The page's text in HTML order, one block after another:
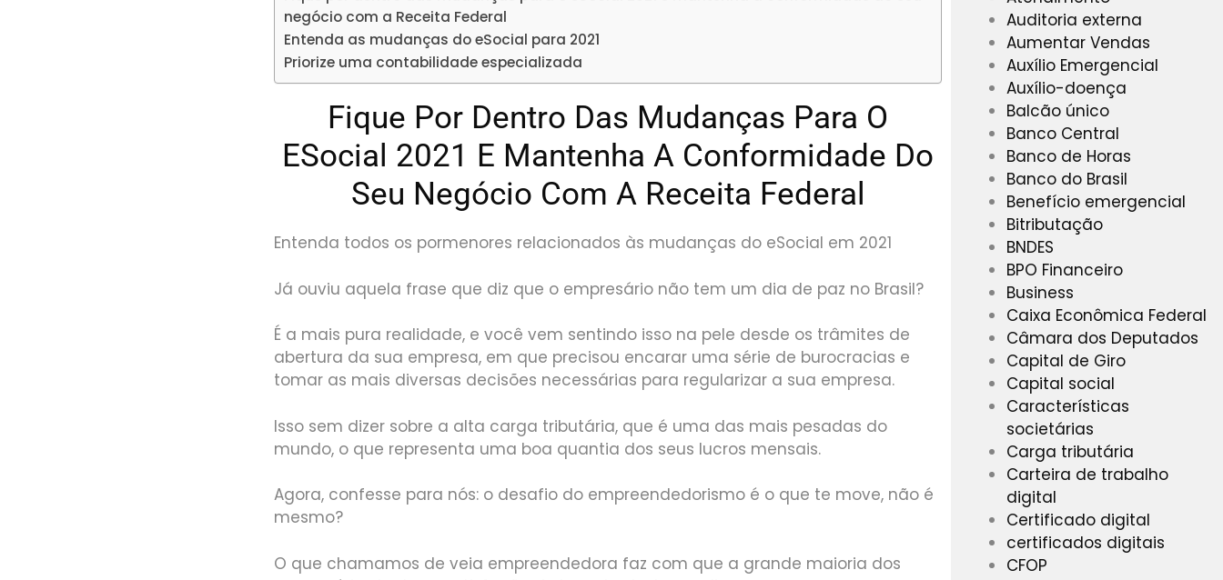
negócio com a Receita Federal
Entenda as mudanças do eSocial para 2021
Priorize uma contabilidade especializada
Fique Por Dentro Das Mudanças Para O
ESocial 2021 E Mantenha A Conformidade Do
Seu Negócio Com A Receita Federal
Entenda todos os pormenores relacionados às mudanças do eSocial em 2021
Já ouviu aquela frase que diz que o empresário não tem um dia de paz no Brasil?
É a mais pura realidade, e você vem sentindo isso na pele desde os trâmites de
abertura da sua empresa, em que precisou encarar uma série de burocracias e
tomar as mais diversas decisões necessárias para regularizar a sua empresa.
Isso sem dizer sobre a alta carga tributária, que é uma das mais pesadas do
mundo, o que representa uma boa quantia dos seus lucros mensais.
Agora, confesse para nós: o desafio do empreendedorismo é o que te move, não é
mesmo?
O que chamamos de veia empreendedora faz com que a grande maioria dos
Auditoria externa
Aumentar Vendas
Auxílio Emergencial
Auxílio-doença
Balcão único
Banco Central
Banco de Horas
Banco do Brasil
Benefício emergencial
Bitributação
BNDES
BPO Financeiro
Business
Caixa Econômica Federal
Câmara dos Deputados
Capital de Giro
Capital social
Características
societárias
Carga tributária
Carteira de trabalho
digital
Certificado digital
certificados digitais
CFOP